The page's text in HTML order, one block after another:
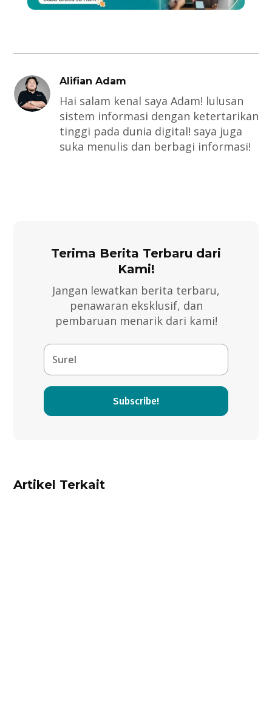
Alifian Adam
Hai salam kenal saya Adam! lulusan
sistem informasi dengan ketertarikan
tinggi pada dunia digital! saya juga
suka menulis dan berbagi informasi!
Terima Berita Terbaru dari
Kami!
Jangan lewatkan berita terbaru,
penawaran eksklusif, dan
pembaruan menarik dari kami!
Subscribe!
Artikel Terkait